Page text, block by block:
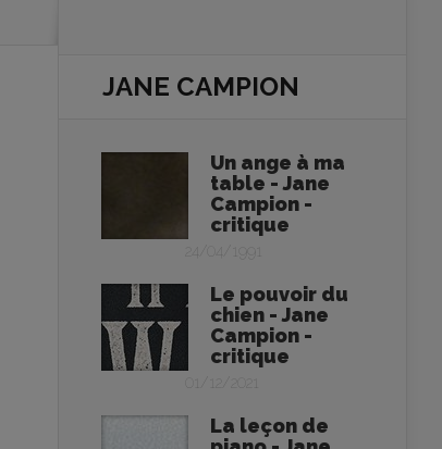
JANE CAMPION
Un ange à ma
table - Jane
Campion -
critique
24/04/1991
Le pouvoir du
chien - Jane
Campion -
critique
La leçon de